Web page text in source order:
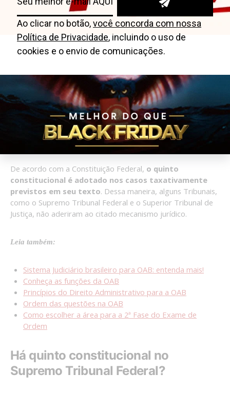
Tribunal de Justiça do Distrito Federal e
Territórios
Tribunais Regionais do Trabalho
Tribunal Superior do Trabalho
Tabela-resumo de Tribunais que adotam o quinto
constitucional
E os demais Tribunais?
De acordo com a Constituição Federal, o quinto
constitucional é adotado nos casos taxativamente
previstos em seu texto. Dessa maneira, alguns Tribunais,
como o Supremo Tribunal Federal e o Superior Tribunal de
Justiça, não aderiram ao citado mecanismo jurídico.
Leia também:
Sistema Judiciário brasileiro para OAB: entenda mais!
Conheça as funções da OAB
Princípios do Direito Administrativo para a OAB
Ordem das questões na OAB
Como escolher a área para a 2ª Fase do Exame de
Ordem
Há quinto constitucional no
Supremo Tribunal Federal?